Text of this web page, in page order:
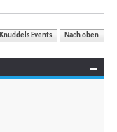
Knuddels Events Nach oben